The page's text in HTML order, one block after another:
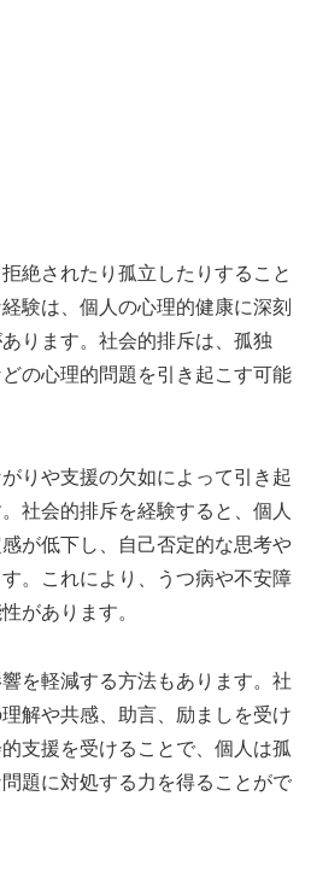
絶されたり孤立したりすること
験は、個人の心理的健康に深刻
ります。社会的排斥は、孤独
の心理的問題を引き起こす可能
りや支援の欠如によって引き起
社会的排斥を経験すると、個人
が低下し、自己否定的な思考や
。これにより、うつ病や不安障
があります。
を軽減する方法もあります。社
解や共感、助言、励ましを受け
支援を受けることで、個人は孤
題に対処する力を得ることがで